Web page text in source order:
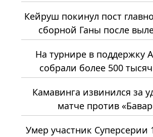
Кейруш покинул пост
сборной Ганы после
На турнире в поддержку
собрали более 500
Камавинга извинился за
матче против
Умер участник Суперсерии